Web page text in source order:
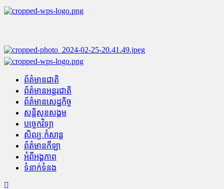
Skip
to
Primary
ព័ត៌មានជាតិ
ព័ត៌មានអន្តរជាតិ
ព័ត៌មានសេដ្ឋកិច្ច
សន្តិសុខសង្គម
បច្ចេកវិទ្យា
សិល្បៈកំសាន្ត
ព័ត៌មានកីឡា
អំពីអង្គភាព
ទំនាក់ទំនង